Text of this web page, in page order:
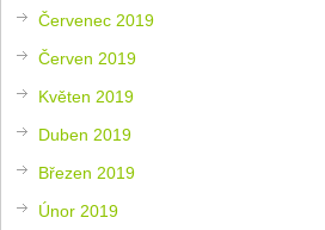
Červenec 2019
Červen 2019
Květen 2019
Duben 2019
Březen 2019
Únor 2019